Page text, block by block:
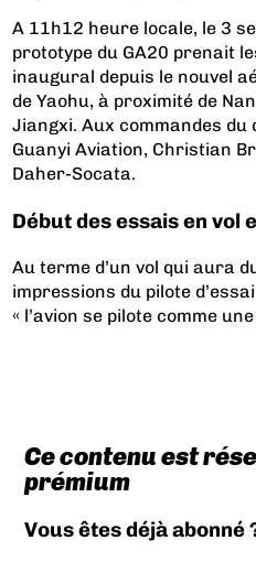
A 11h12 heure locale, le 3
prototype du GA20 prenait
inaugural depuis le nouvel
de Yaohu, à proximité de
Jiangxi. Aux commandes du
Guanyi Aviation, Christian
Daher-Socata.
Début des essais en vol
Au terme d’un vol qui aura
impressions du pilote
« l’avion se pilote comme
Ce contenu est
prémium
Vous êtes déjà abonné